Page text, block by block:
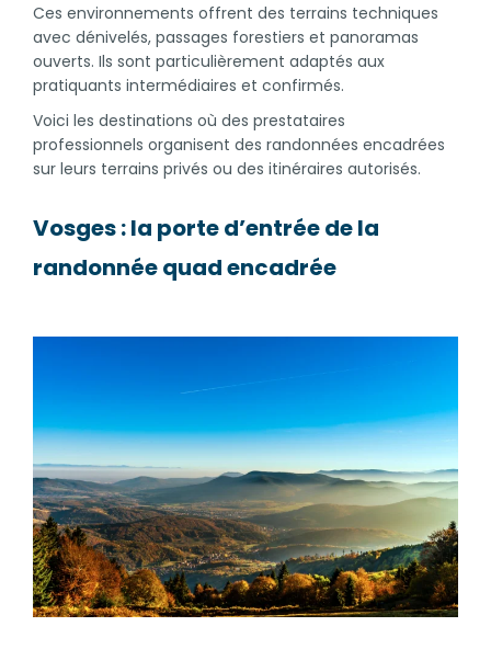
Ces environnements offrent des terrains techniques
avec dénivelés, passages forestiers et panoramas
ouverts. Ils sont particulièrement adaptés aux
pratiquants intermédiaires et confirmés.
Voici les destinations où des prestataires
professionnels organisent des randonnées encadrées
sur leurs terrains privés ou des itinéraires autorisés.
Vosges : la porte d’entrée de la
randonnée quad encadrée